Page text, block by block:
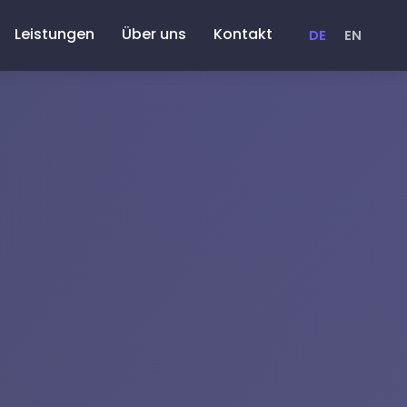
Leistungen Über uns Kontakt DE EN